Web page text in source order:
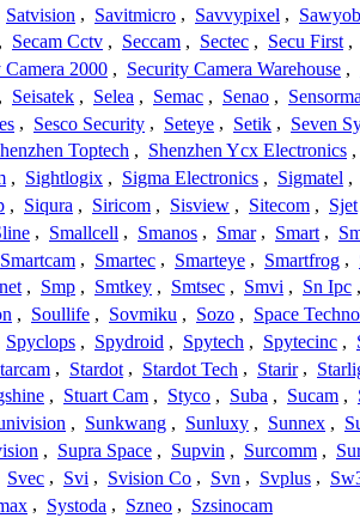
Satvision , Savitmicro , Savvypixel ,
, Secam Cctv , Seccam , Sectec , Secu First ,
Camera 2000 , Security Camera Warehouse ,
, Seisatek , Selea , Semac , Senao ,
, Sesco Security , Seteye , Setik , Seven
Toptech , Shenzhen Ycx Electronics ,
, Sightlogix , Sigma Electronics , Sigmatel ,
, Siqura , Siricom , Sisview , Sitecom , Sjet
, Smallcell , Smanos , Smar , Smart ,
Smartcam , Smartec , Smarteye , Smartfrog ,
, Smp , Smtkey , Smtsec , Smvi , Sn Ipc ,
, Soullife , Sovmiku , Sozo , Space
Spyclops , Spydroid , Spytech , Spytecinc ,
, Stardot , Stardot Tech , Starir ,
, Stuart Cam , Styco , Suba , Sucam ,
, Sunkwang , Sunluxy , Sunnex ,
, Supra Space , Supvin , Surcomm ,
Svec , Svi , Svision Co , Svn , Svplus ,
, Systoda , Szneo , Szsinocam